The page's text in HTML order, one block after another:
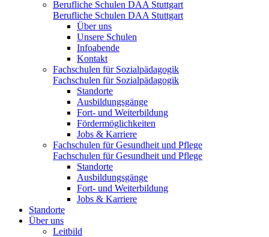
Berufliche Schulen DAA Stuttgart
Berufliche Schulen DAA Stuttgart
Über uns
Unsere Schulen
Infoabende
Kontakt
Fachschulen für Sozialpädagogik
Fachschulen für Sozialpädagogik
Standorte
Ausbildungsgänge
Fort- und Weiterbildung
Fördermöglichkeiten
Jobs & Karriere
Fachschulen für Gesundheit und Pflege
Fachschulen für Gesundheit und Pflege
Standorte
Ausbildungsgänge
Fort- und Weiterbildung
Jobs & Karriere
Standorte
Über uns
Leitbild